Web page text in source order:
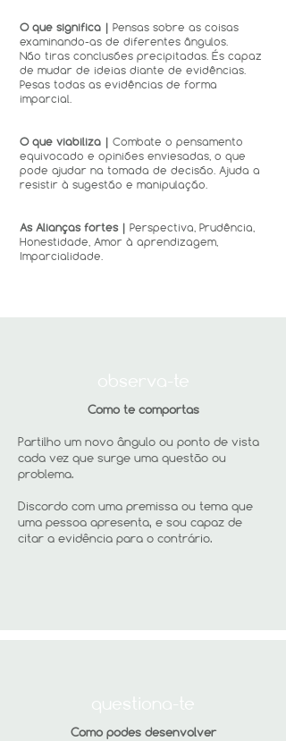
O que significa |
Pensas sobre as coisas
examinando-as de diferentes ângulos.
Não tiras conclusões precipitadas. És capaz
de mudar de ideias diante de evidências.
Pesas todas as evidências de forma
imparcial.
O que viabiliza |
Combate o pensamento
equivocado e opiniões enviesadas, o que
pode ajudar na tomada de decisão. Ajuda a
resistir à sugestão e manipulação.
As Alianças fortes |
Perspectiva, Prudência,
Honestidade, Amor à aprendizagem,
Imparcialidade.
Como te comportas
Partilho um novo ângulo ou ponto de vista
cada vez que surge uma questão ou
problema.
Discordo com uma premissa ou tema que
uma pessoa apresenta, e sou capaz de
citar a evidência para o contrário.
Como podes desenvolver